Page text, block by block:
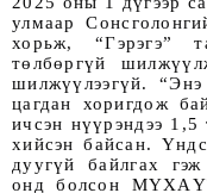
улмаар
хорьж, “Гэрэгэ”
төлбөргүй
шилжүүлээгүй.
цагдан хоригдож
ичсэн нүүрэндээ
хийсэн байсан.
дуугүй байлгах
онд болсон